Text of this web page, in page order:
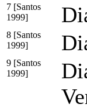
7 [Santos
1999]
8 [Santos
1999]
9 [Santos
1999]